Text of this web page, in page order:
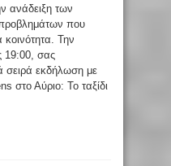
ανάδειξη των
που
Την
19:00, σας
σειρά εκδήλωση με
στο Αύριο: Το ταξίδι